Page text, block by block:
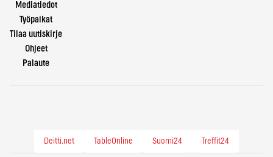
Mediatiedot
Työpaikat
Tilaa uutiskirje
Ohjeet
Palaute
Deitti.net TableOnline Suomi24 Treffit24